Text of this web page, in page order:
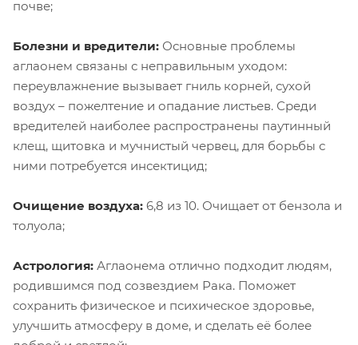
почве;
Болезни и вредители: Основные проблемы
аглаонем связаны с неправильным уходом:
переувлажнение вызывает гниль корней, сухой
воздух – пожелтение и опадание листьев. Среди
вредителей наиболее распространены паутинный
клещ, щитовка и мучнистый червец, для борьбы с
ними потребуется инсектицид;
Очищение воздуха: 6,8 из 10. Очищает от бензола и
толуола;
Астрология: Аглаонема отлично подходит людям,
родившимся под созвездием Рака. Поможет
сохранить физическое и психическое здоровье,
улучшить атмосферу в доме, и сделать её более